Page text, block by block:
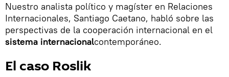
Nuestro analista político y magíster en Relaciones
Internacionales, Santiago Caetano, habló sobre las
perspectivas de la cooperación internacional en el
sistema internacionalcontemporáneo.
El caso Roslik